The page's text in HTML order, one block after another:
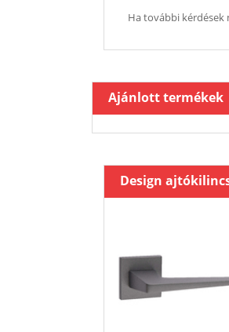
Ha további kérdések
Ajánlott termékek
Design